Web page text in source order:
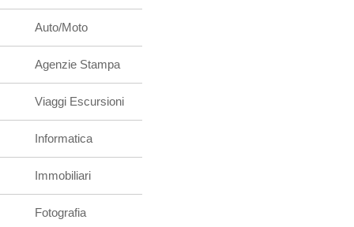
Auto/Moto
Agenzie Stampa
Viaggi Escursioni
Informatica
Immobiliari
Fotografia